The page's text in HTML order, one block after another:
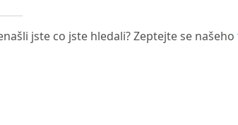
jste co jste hledali? Zeptejte se našeho